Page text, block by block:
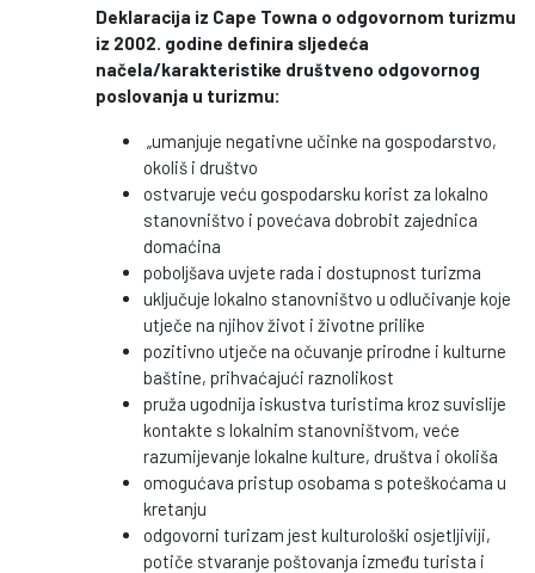
Deklaracija iz Cape Towna o odgovornom turizmu
iz 2002. godine definira sljedeća
načela/karakteristike društveno odgovornog
poslovanja u turizmu:
„umanjuje negativne učinke na gospodarstvo,
okoliš i društvo
ostvaruje veću gospodarsku korist za lokalno
stanovništvo i povećava dobrobit zajednica
domaćina
poboljšava uvjete rada i dostupnost turizma
uključuje lokalno stanovništvo u odlučivanje koje
utječe na njihov život i životne prilike
pozitivno utječe na očuvanje prirodne i kulturne
baštine, prihvaćajući raznolikost
pruža ugodnija iskustva turistima kroz suvislije
kontakte s lokalnim stanovništvom, veće
razumijevanje lokalne kulture, društva i okoliša
omogućava pristup osobama s poteškoćama u
kretanju
odgovorni turizam jest kulturološki osjetljiviji,
potiče stvaranje poštovanja između turista i